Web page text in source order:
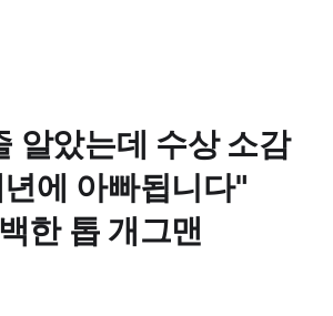
알았는데 수상 소감
에 아빠됩니다"
한 톱 개그맨